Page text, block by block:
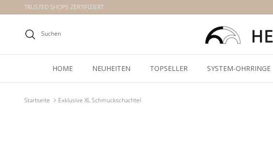
Direkt zum Inhalt
TRUSTED SHOPS ZERTIFIZIERT
Suchen
HOME NEUHEITEN TOPSELLER SYSTEM-OHRRINGE
Startseite Exklusive XL Schmuckschachtel